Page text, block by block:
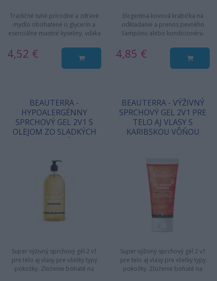
Tradičné tuhé prírodné a zdravé
mydlo obohatené o glycerín a
esenciálne mastné kyseliny, vďaka
4,52 €
Elegentná kovová krabička na
odkladanie a prenos pevného
šampónu alebo kondicionéru.
4,85 €
BEAUTERRA -
HYPOALERGÉNNY
SPRCHOVÝ GEL 2V1 S
OLEJOM ZO SLADKÝCH
MANDLÍ
Super výživný sprchový gél 2 v1
pre telo aj vlasy pre všetky typy
pokožky. Zloženie bohaté na
BEAUTERRA - VÝŽIVNÝ
SPRCHOVÝ GEL 2V1 PRE
TELO AJ VLASY S
KARIBSKOU VÔŇOU
Super výživný sprchový gél 2 v1
pre telo aj vlasy pre všetky typy
pokožky. Zloženie bohaté na